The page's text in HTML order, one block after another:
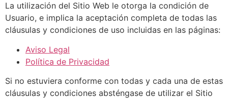
La utilización del Sitio Web le otorga la condición de
Usuario, e implica la aceptación completa de todas las
cláusulas y condiciones de uso incluidas en las páginas:
Aviso Legal
Política de Privacidad
Si no estuviera conforme con todas y cada una de estas
cláusulas y condiciones absténgase de utilizar el Sitio